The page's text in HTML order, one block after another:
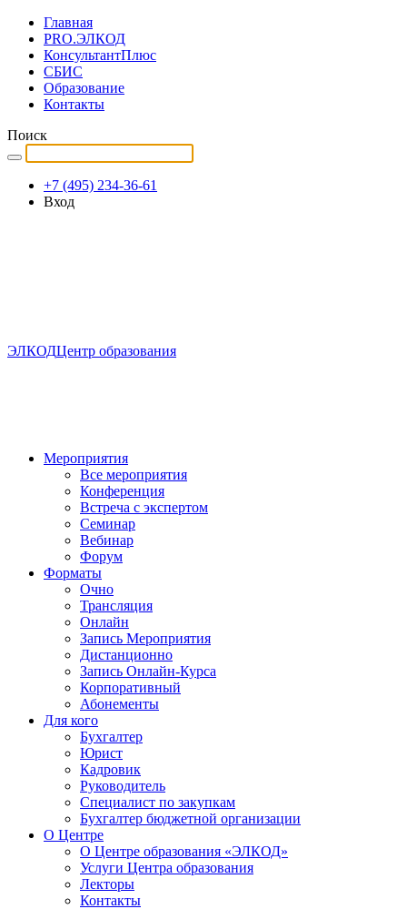
Главная
PRO.ЭЛКОД
КонсультантПлюс
СБИС
Образование
Контакты
Поиск
+7 (495) 234-36-61
Вход
ЭЛКОДЦентр образования
Мероприятия
Все мероприятия
Конференция
Встреча с экспертом
Семинар
Вебинар
Форум
Форматы
Очно
Трансляция
Онлайн
Запись Мероприятия
Дистанционно
Запись Онлайн-Курса
Корпоративный
Абонементы
Для кого
Бухгалтер
Юрист
Кадровик
Руководитель
Специалист по закупкам
Бухгалтер бюджетной организации
О Центре
О Центре образования «ЭЛКОД»
Услуги Центра образования
Лекторы
Контакты